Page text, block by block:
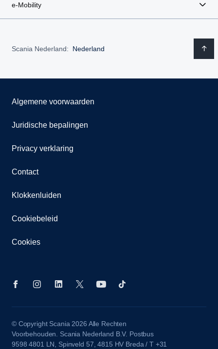
e-Mobility
Scania Nederland: Nederland
Algemene voorwaarden
Juridische bepalingen
Privacy verklaring
Contact
Klokkenluiden
Cookiebeleid
Cookies
© Copyright Scania 2026 Alle Rechten
Voorbehouden. Scania Nederland B.V. Postbus
9598 4801 LN, Spinveld 57, 4815 HV Breda / T +31